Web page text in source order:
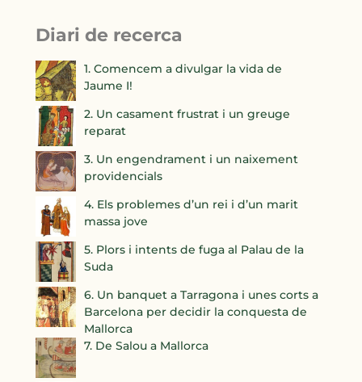
Diari de recerca
1. Comencem a divulgar la vida de
Jaume I!
2. Un casament frustrat i un greuge
reparat
3. Un engendrament i un naixement
providencials
4. Els problemes d’un rei i d’un marit
massa jove
5. Plors i intents de fuga al Palau de la
Suda
6. Un banquet a Tarragona i unes corts a
Barcelona per decidir la conquesta de
Mallorca
7. De Salou a Mallorca